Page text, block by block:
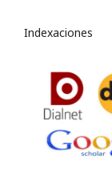
Indexaciones